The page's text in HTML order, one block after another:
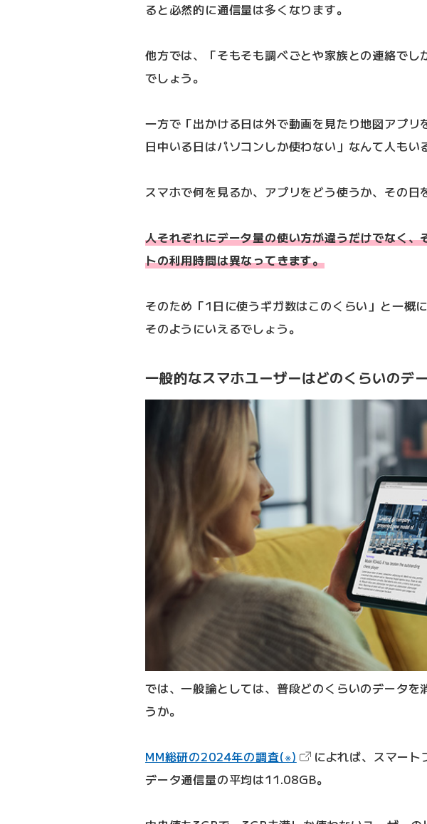
ると必然的に通信量は多くなります。
他方では、「そもそも調べごとや家族との連絡でし
でしょう。
一方で「出かける日は外で動画を見たり地図アプリ
日中いる日はパソコンしか使わない」なんて人もい
スマホで何を見るか、アプリをどう使うか、その日
人それぞれにデータ量の使い方が違うだけでなく、
トの利用時間は異なってきます。
そのため「1日に使うギガ数はこのくらい」と一
そのようにいえるでしょう。
一般的なスマホユーザーはどのくらいのデ
では、一般論としては、普段どのくらいのデータを
うか。
MM総研の2024年の調査(※) （新しいタブで開きま
によれば、スマー
データ通信量の平均は11.08GB。